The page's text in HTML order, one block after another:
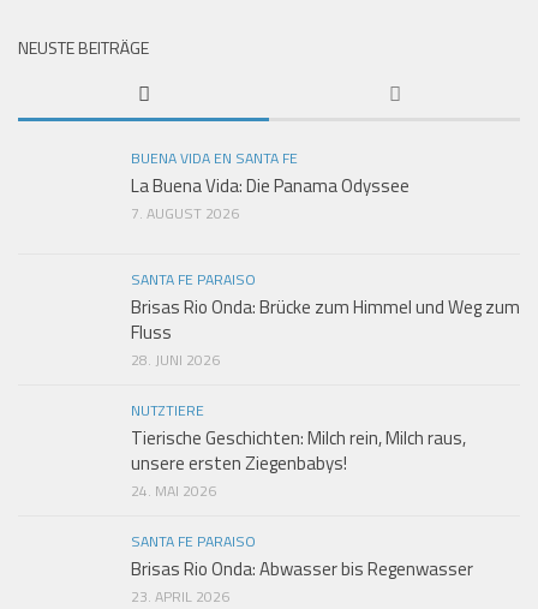
NEUSTE BEITRÄGE
BUENA VIDA EN SANTA FE
La Buena Vida: Die Panama Odyssee
7. AUGUST 2026
SANTA FE PARAISO
Brisas Rio Onda: Brücke zum Himmel und Weg zum
Fluss
28. JUNI 2026
NUTZTIERE
Tierische Geschichten: Milch rein, Milch raus,
unsere ersten Ziegenbabys!
24. MAI 2026
SANTA FE PARAISO
Brisas Rio Onda: Abwasser bis Regenwasser
23. APRIL 2026